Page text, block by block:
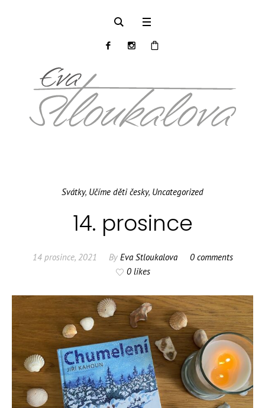
Svátky, Učíme děti česky, Uncategorized
14. prosince
14 prosince, 2021 By Eva Stloukalova
0 comments
0 likes